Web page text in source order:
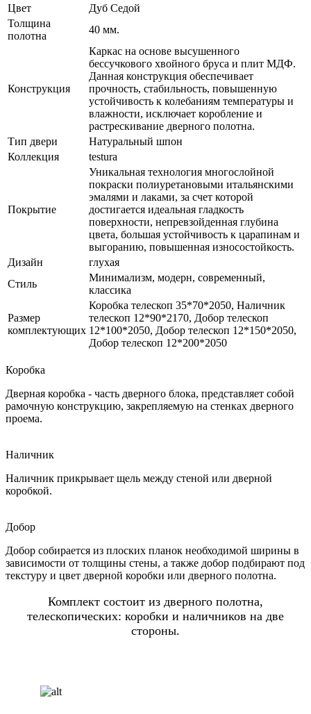
Цвет
Дуб Седой
Толщина
полотна
40 мм.
Конструкция
Каркас на основе высушенного
бессучкового хвойного бруса и плит МДФ.
Данная конструкция обеспечивает
прочность, стабильность, повышенную
устойчивость к колебаниям температуры и
влажности, исключает коробление и
растрескивание дверного полотна.
Тип двери
Натуральный шпон
Коллекция
testura
Покрытие
Уникальная технология многослойной
покраски полиуретановыми итальянскими
эмалями и лаками, за счет которой
достигается идеальная гладкость
поверхности, непревзойденная глубина
цвета, большая устойчивость к царапинам и
выгоранию, повышенная износостойкость.
Дизайн
глухая
Стиль
Минимализм, модерн, современный,
классика
Размер
комплектующих
Коробка телескоп 35*70*2050, Наличник
телескоп 12*90*2170, Добор телескоп
12*100*2050, Добор телескоп 12*150*2050,
Добор телескоп 12*200*2050
Коробка
Дверная коробка - часть дверного блока, представляет собой
рамочную конструкцию, закрепляемую на стенках дверного
проема.
Наличник
Наличник прикрывает щель между стеной или дверной
коробкой.
Добор
Добор собирается из плоских планок необходимой ширины в
зависимости от толщины стены, а также добор подбирают под
текстуру и цвет дверной коробки или дверного полотна.
Комплект состоит из дверного полотна,
телескопических: коробки и наличников на две
стороны.